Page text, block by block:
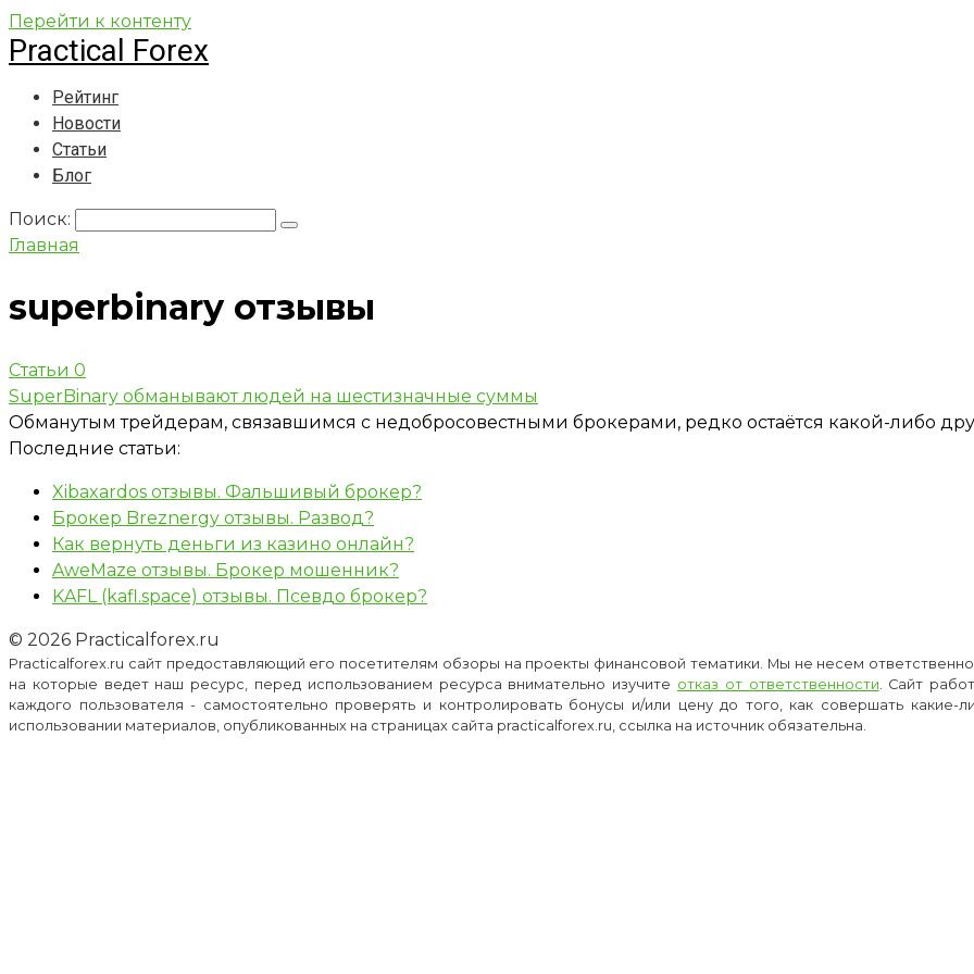
Перейти к контенту
Practical Forex
Рейтинг
Новости
Статьи
Блог
Поиск:
Главная
superbinary отзывы
Статьи 0
SuperBinary обманывают людей на шестизначные суммы
Обманутым трейдерам, связавшимся с недобросовестными брокерами, редко остаётся какой-либо
Последние статьи:
Xibaxardos отзывы. Фальшивый брокер?
Брокер Breznergy отзывы. Развод?
Как вернуть деньги из казино онлайн?
AweMaze отзывы. Брокер мошенник?
KAFL (kafl.space) отзывы. Псевдо брокер?
© 2026 Practicalforex.ru
Practicalforex.ru сайт предоставляющий его посетителям обзоры на проекты финансовой тематики. Мы не несем
на которые ведет наш ресурс, перед использованием ресурса внимательно изучите отказ от ответственности . Сайт
каждого пользователя - самостоятельно проверять и контролировать бонусы и/или цену до того, как совершать
использовании материалов, опубликованных на страницах сайта practicalforex.ru, ссылка на источник обязательна.